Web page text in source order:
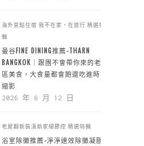
海外景點住宿 我不在家，在旅行 精選特
輯
曼谷FINE DINING推薦-THARN
BANGKOK｜跟團不會帶你來的老城
區美食，大食量都會飽還吃進時空
縮影
2026 年 6 月 12 日
老屋翻新裝潢新家細節控 精選特輯
浴室除黴推薦-淨淨速效除黴凝膠